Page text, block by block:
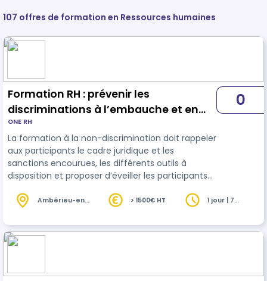
107 offres de formation en Ressources humaines
Formation RH : prévenir les
discriminations à l’embauche et en
entreprise
ONE RH
La formation à la non-discrimination doit rappeler
aux participants le cadre juridique et les
sanctions encourues, les différents outils à
disposition et proposer d’éveiller les participants
au recrutement, de décrypter le coût des
des risques.
0
Ambérieu-en-
> 1500€ HT
1 jour | 7